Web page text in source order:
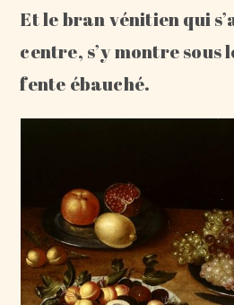
Et le bran vénitien qui
centre, s’y montre sous
fente ébauché.